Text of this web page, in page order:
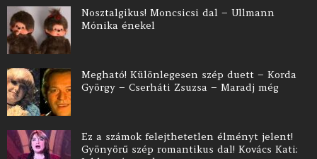
Nosztalgikus! Moncsicsi dal – Ullmann
Mónika énekel
Megható! Különlegesen szép duett – Korda
György – Cserháti Zsuzsa – Maradj még
Ez a számok felejthetetlen élményt jelent!
Gyönyörű szép romantikus dal! Kovács Kati: